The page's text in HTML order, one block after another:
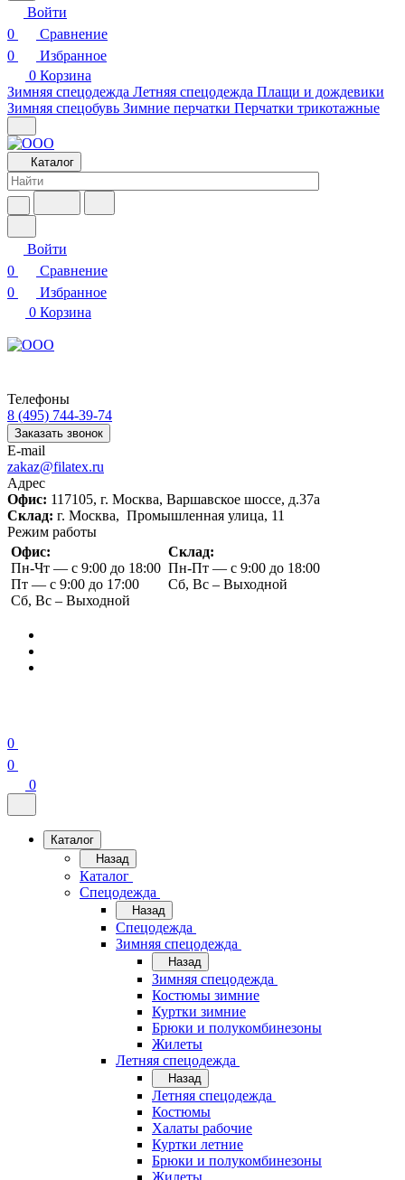
Войти
0
Сравнение
0
Избранное
0 Корзина
Зимняя спецодежда Летняя спецодежда Плащи и дождевики
Зимняя спецобувь Зимние перчатки Перчатки трикотажные
Каталог
Войти
0
Сравнение
0
Избранное
0 Корзина
Телефоны
8 (495) 744-39-74
Заказать звонок
E-mail
zakaz@filatex.ru
Адрес
Офис: 117105, г. Москва, Варшавское шоссе, д.37а
Склад: г. Москва, Промышленная улица, 11
Режим работы
Офис:
Пн-Чт — с 9:00 до 18:00
Пт — с 9:00 до 17:00
Сб, Вс – Выходной
Склад:
Пн-Пт — с 9:00 до 18:00
Сб, Вс – Выходной
0
0
0
Каталог
Назад
Каталог
Спецодежда
Назад
Спецодежда
Зимняя спецодежда
Назад
Зимняя спецодежда
Костюмы зимние
Куртки зимние
Брюки и полукомбинезоны
Жилеты
Летняя спецодежда
Назад
Летняя спецодежда
Костюмы
Халаты рабочие
Куртки летние
Брюки и полукомбинезоны
Жилеты